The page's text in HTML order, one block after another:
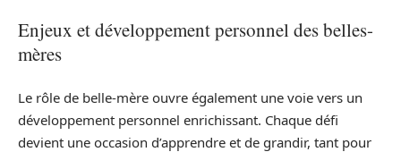
Enjeux et développement personnel des belles-
mères
Le rôle de belle-mère ouvre également une voie vers un
développement personnel enrichissant. Chaque défi
devient une occasion d’apprendre et de grandir, tant pour